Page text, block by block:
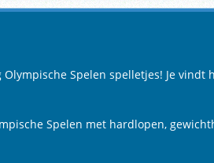
Spelen spelletjes! Je
Spelen met hardlopen,